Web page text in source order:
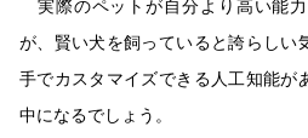
実際のペットが自分より高い能
が、賢い犬を飼っていると誇らしい
手でカスタマイズできる人工知能が
中になるでしょう。